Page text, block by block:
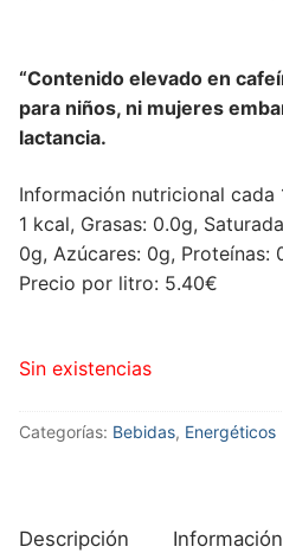
“Contenido elevado en
para niños, ni mujeres
lactancia.
Información nutricional cada
1 kcal, Grasas: 0.0g,
0g, Azúcares: 0g, Proteínas:
Precio por litro: 5.40€
Sin existencias
Categorías: Bebidas, Energéticos
Descripción